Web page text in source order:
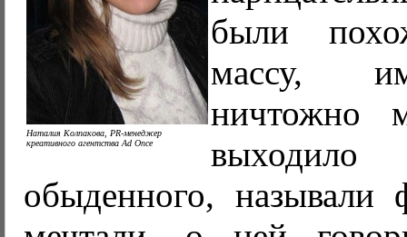
Наталия Колпакова, PR-менеджер
креативного агентства Ad Once
были
массу,
ничтожно
обыденного,